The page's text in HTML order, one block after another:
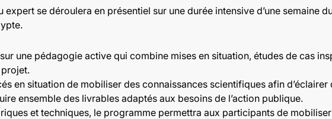
expert se déroulera en présentiel sur une durée intensive d’une semaine
une pédagogie active qui combine mises en situation, études de cas
en situation de mobiliser des connaissances scientifiques afin
ensemble des livrables adaptés aux besoins de l’action publique.
et techniques, le programme permettra aux participants de